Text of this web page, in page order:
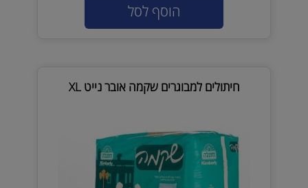
הוסף לסל
חיתולים למבוגרים שקמה אובר נייט XL